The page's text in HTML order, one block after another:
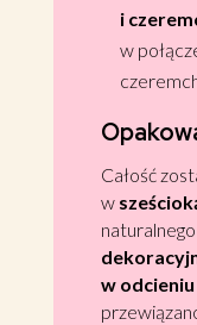
i
w
Całość
w
w